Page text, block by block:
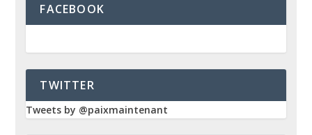
FACEBOOK
TWITTER
Tweets by @paixmaintenant